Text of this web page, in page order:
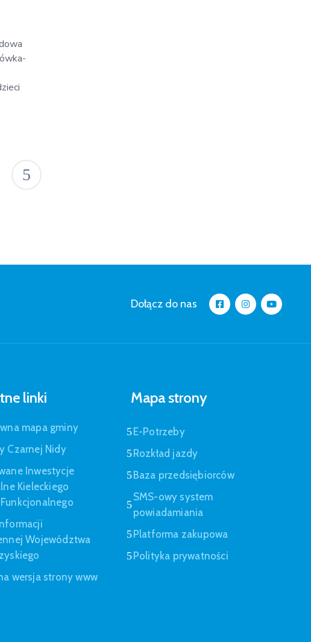
Dołącz do nas
linki
mapa gminy
Czarnej Nidy
Inwestycje
Kieleckiego
Województwa
wersja strony www
Mapa strony
E-Potrzeby
Rozkład jazdy
Baza przedsiębiorców
SMS-owy system
powiadamiania
Platforma zakupowa
Polityka prywatności